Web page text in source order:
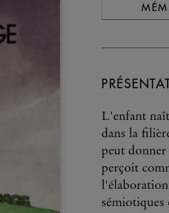
L'enfant
dans la
peut
perçoit
l'élaboration
sémiotiques